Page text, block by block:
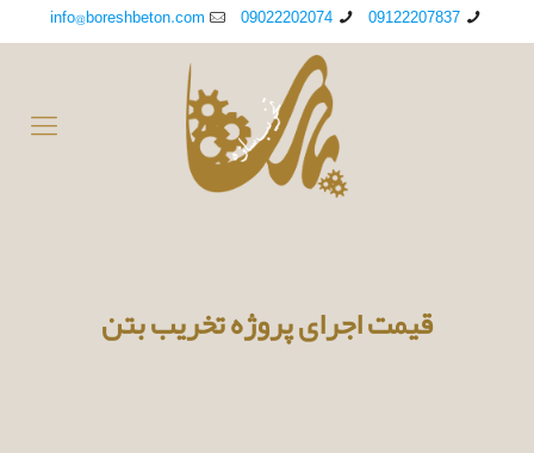
09122207837
09022202074
info@boreshbeton.com
قیمت اجرای پروژه تخریب بتن